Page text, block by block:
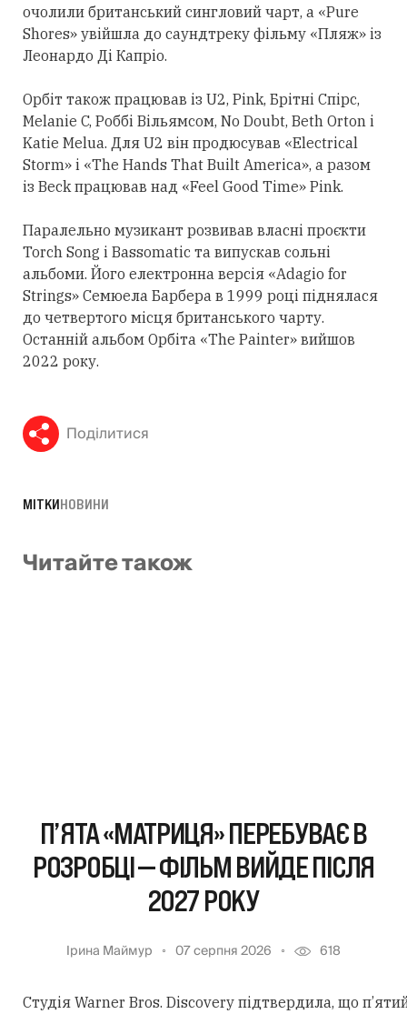
очолили британський сингловий чарт, а «Pure
Shores» увійшла до саундтреку фільму «Пляж» із
Леонардо Ді Капріо.
Орбіт також працював із U2, Pink, Брітні Спірс,
Melanie C, Роббі Вільямсом, No Doubt, Beth Orton і
Katie Melua. Для U2 він продюсував «Electrical
Storm» і «The Hands That Built America», а разом
із Beck працював над «Feel Good Time» Pink.
Паралельно музикант розвивав власні проєкти
Torch Song і Bassomatic та випускав сольні
альбоми. Його електронна версія «Adagio for
Strings» Семюела Барбера в 1999 році піднялася
до четвертого місця британського чарту.
Останній альбом Орбіта «The Painter» вийшов
2022 року.
Поділитися
МІТКИНОВИНИ
Читайте також
П’ЯТА «МАТРИЦЯ» ПЕРЕБУВАЄ В
РОЗРОБЦІ — ФІЛЬМ ВИЙДЕ ПІСЛЯ
2027 РОКУ
Ірина Маймур 07 серпня 2026 618
Студія Warner Bros. Discovery підтвердила, що